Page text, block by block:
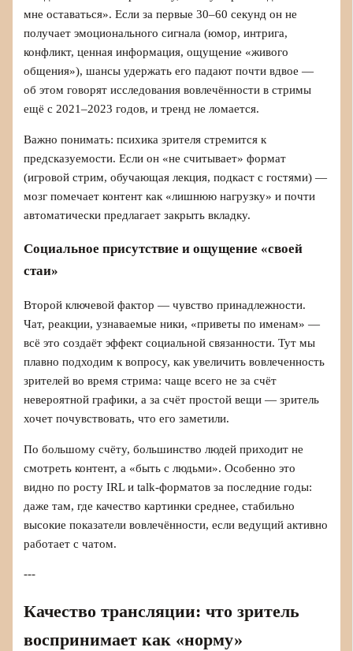
мне оставаться». Если за первые 30–60 секунд он не
получает эмоционального сигнала (юмор, интрига,
конфликт, ценная информация, ощущение «живого
общения»), шансы удержать его падают почти вдвое —
об этом говорят исследования вовлечённости в стримы
ещё с 2021–2023 годов, и тренд не ломается.
Важно понимать: психика зрителя стремится к
предсказуемости. Если он «не считывает» формат
(игровой стрим, обучающая лекция, подкаст с гостями) —
мозг помечает контент как «лишнюю нагрузку» и почти
автоматически предлагает закрыть вкладку.
Социальное присутствие и ощущение «своей
стаи»
Второй ключевой фактор — чувство принадлежности.
Чат, реакции, узнаваемые ники, «приветы по именам» —
всё это создаёт эффект социальной связанности. Тут мы
плавно подходим к вопросу, как увеличить вовлеченность
зрителей во время стрима: чаще всего не за счёт
невероятной графики, а за счёт простой вещи — зритель
хочет почувствовать, что его заметили.
По большому счёту, большинство людей приходит не
смотреть контент, а «быть с людьми». Особенно это
видно по росту IRL и talk-форматов за последние годы:
даже там, где качество картинки среднее, стабильно
высокие показатели вовлечённости, если ведущий активно
работает с чатом.
---
Качество трансляции: что зритель
воспринимает как «норму»